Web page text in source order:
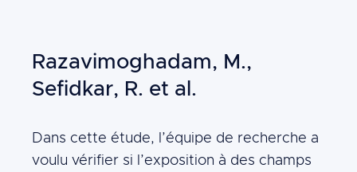
Building
blocks
Razavimoghadam, M.,
Sefidkar, R. et al.
Content
Dans cette étude, l’équipe de recherche a
voulu vérifier si l’exposition à des champs